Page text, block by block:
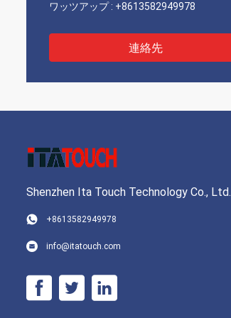
ワッツアップ : +8613582949978
連絡先
Shenzhen Ita Touch Technology Co., Ltd.
+8613582949978
info@itatouch.com